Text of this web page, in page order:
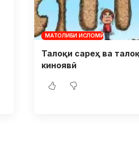
МАТОЛИБИ ИСЛОМӢ
Талоқи сареҳ ва
киноявӣ